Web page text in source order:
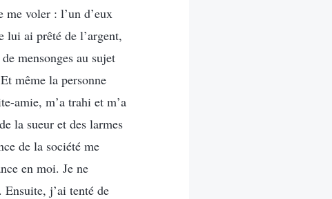
voler : l’un d’eux
lui ai prêté de l’argent,
mensonges au sujet
même la personne
amie, m’a trahi et m’a
la sueur et des larmes
de la société me
en moi. Je ne
j’ai tenté de